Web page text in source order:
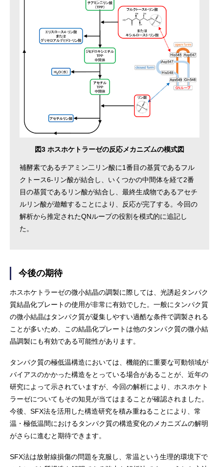
図3 ホスホケトラーゼの反応メカニズムの模式図
補酵素であるチアミン二リン酸に1番目の基質であるフル
クトース6-リン酸が結合し、いくつかの中間体を経て2番
目の基質であるリン酸が結合し、最終生成物であるアセチ
ルリン酸が遊離することにより、反応が完了する。今回の
解析から推定されたQNループの役割を模式的に追記し
た。
今後の期待
ホスホケトラーゼの微小結晶の調製に際しては、光誘起タンパク
質結晶化プレートの使用が非常に有効でした。一般にタンパク質
の微小結晶はタンパク質が凝集しやすい過酷な条件で調製される
ことが多いため、この結晶化プレートは他のタンパク質の微小結
晶調製にも有効である可能性があります。
タンパク質の極低温構造においては、機能的に重要な可動領域が
バイアスのかかった構造をとっている場合があることが、近年の
研究によって示されていますが、今回の解析により、ホスホケト
ラーゼについてもその知見が当てはまることが確認されました。
今後、SFX法を活用した構造研究を積み重ねることにより、常
温・極低温間におけるタンパク質の構造変化のメカニズムの解明
がさらに進むと期待できます。
SFX法は放射線損傷の問題を克服し、常温という生理的環境下で